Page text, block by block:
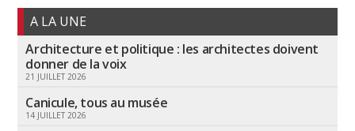
A LA UNE
Architecture et politique : les architectes doivent
donner de la voix
21 JUILLET 2026
Canicule, tous au musée
14 JUILLET 2026